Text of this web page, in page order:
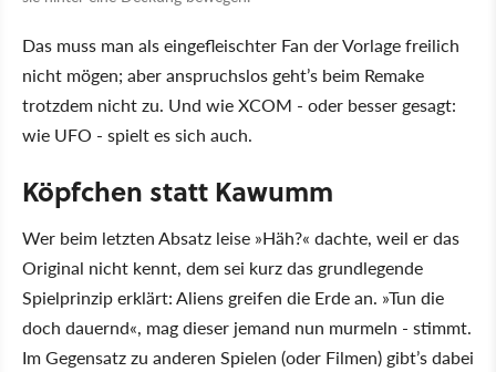
Das muss man als eingefleischter Fan der Vorlage freilich
nicht mögen; aber anspruchslos geht’s beim Remake
trotzdem nicht zu. Und wie XCOM - oder besser gesagt:
wie UFO - spielt es sich auch.
Köpfchen statt Kawumm
Wer beim letzten Absatz leise »Häh?« dachte, weil er das
Original nicht kennt, dem sei kurz das grundlegende
Spielprinzip erklärt: Aliens greifen die Erde an. »Tun die
doch dauernd«, mag dieser jemand nun murmeln - stimmt.
Im Gegensatz zu anderen Spielen (oder Filmen) gibt’s dabei